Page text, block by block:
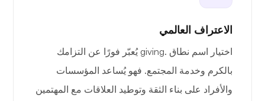
الاعتراف العالمي
اختيار اسم نطاق .giving يُعبّر فورًا عن التزامك
بالكرم وخدمة المجتمع. فهو يُساعد المؤسسات
والأفراد على بناء الثقة وتوطيد العلاقات مع المهتمين